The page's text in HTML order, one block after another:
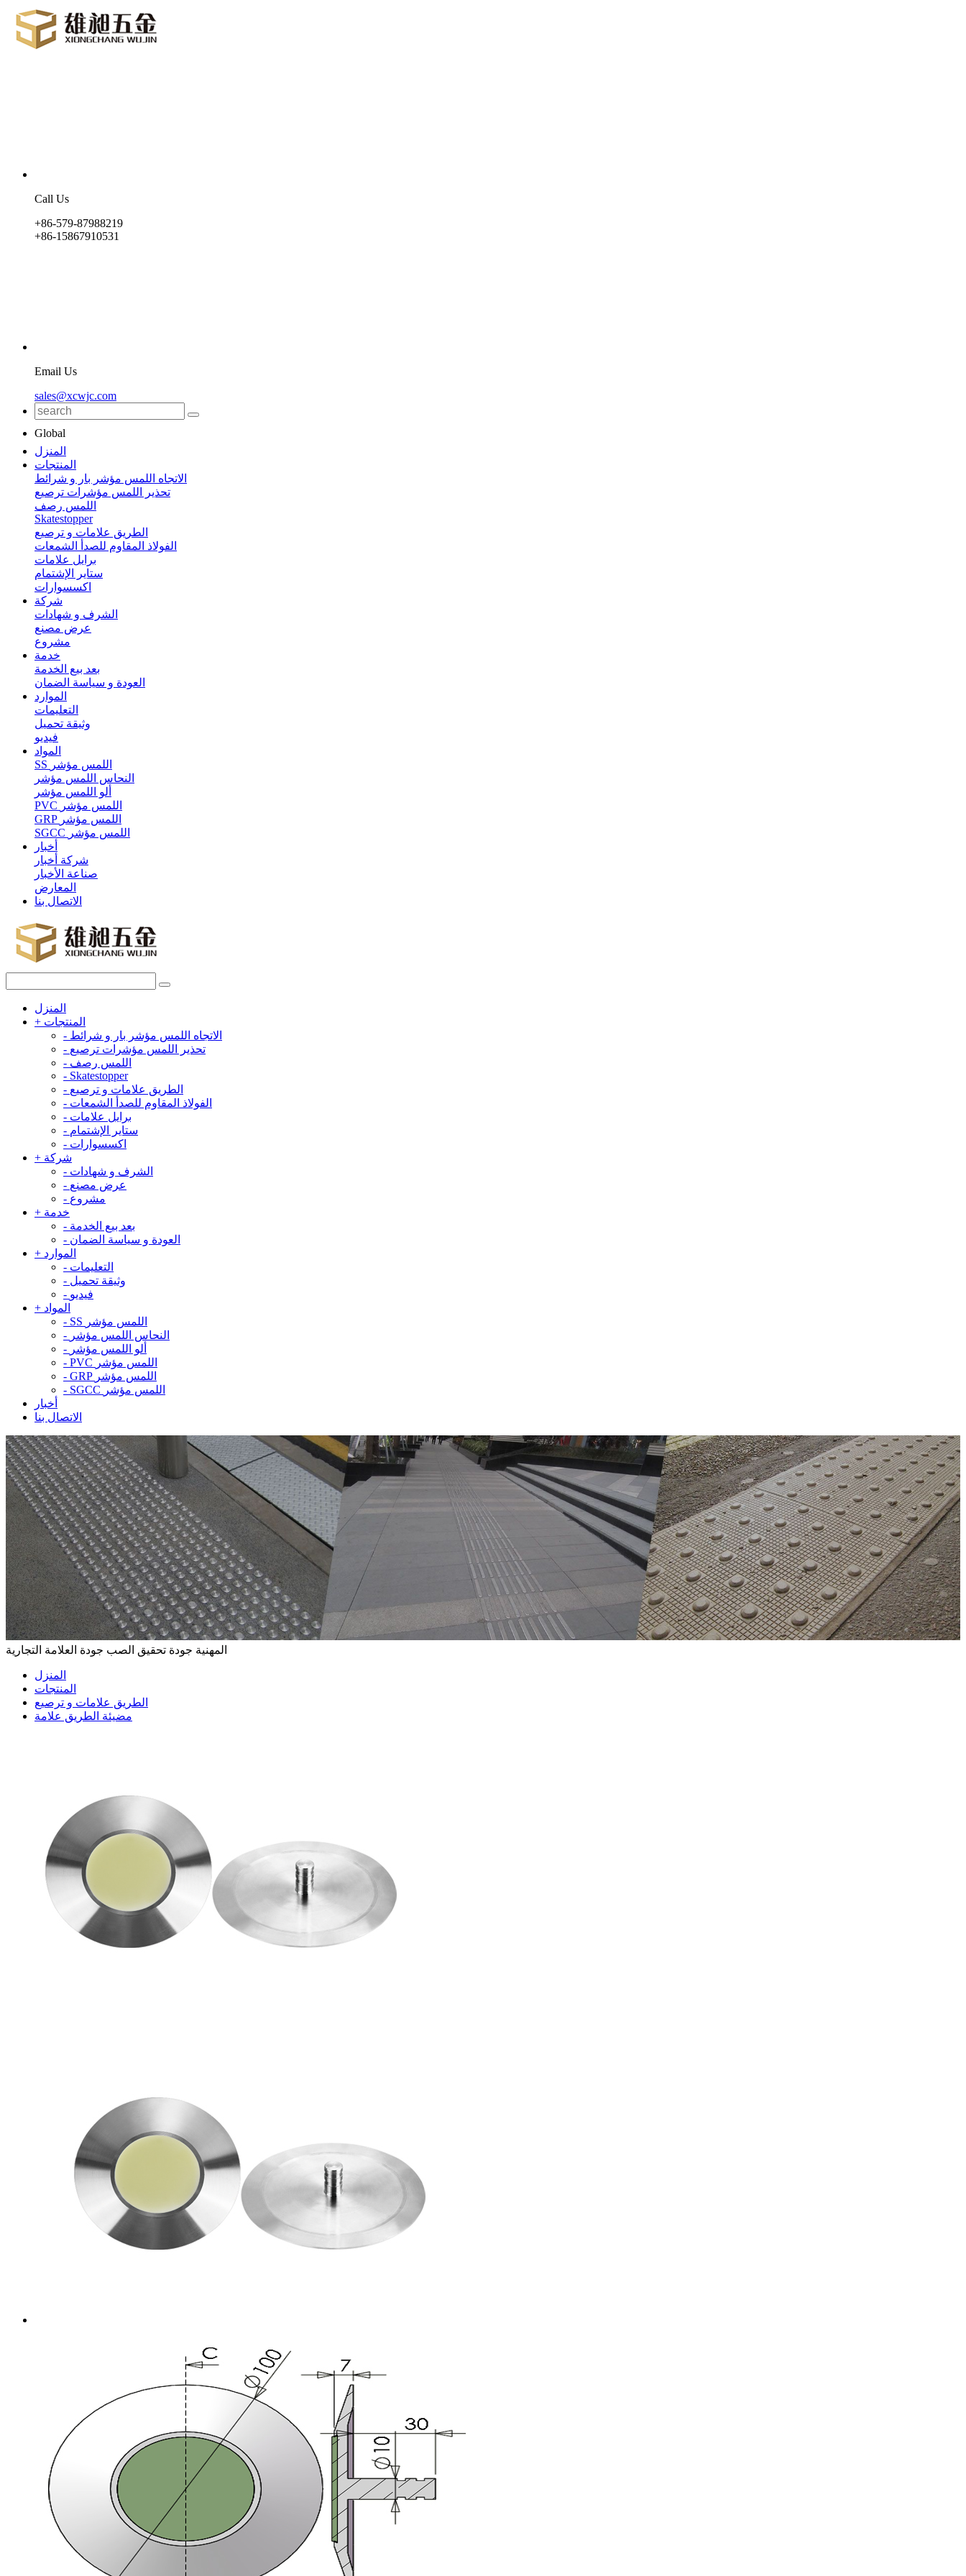
Call Us
+86-579-87988219
+86-15867910531
Email Us
sales@xcwjc.com
Global
المنزل
المنتجات
الاتجاه اللمس مؤشر بار و شرائط
تحذير اللمس مؤشرات ترصيع
اللمس رصف
Skatestopper
الطريق علامات و ترصيع
الفولاذ المقاوم للصدأ الشمعات
برايل علامات
ستاير الإشتمام
اكسسوارات
شركة
الشرف و شهادات
عرض مصنع
مشروع
خدمة
بعد بيع الخدمة
العودة و سياسة الضمان
الموارد
التعليمات
وثيقة تحميل
فيديو
المواد
SS اللمس مؤشر
النحاس اللمس مؤشر
ألو اللمس مؤشر
PVC اللمس مؤشر
GRP اللمس مؤشر
SGCC اللمس مؤشر
أخبار
شركة أخبار
صناعة الأخبار
المعارض
الاتصال بنا
المنزل
+ المنتجات
- الاتجاه اللمس مؤشر بار و شرائط
- تحذير اللمس مؤشرات ترصيع
- اللمس رصف
- Skatestopper
- الطريق علامات و ترصيع
- الفولاذ المقاوم للصدأ الشمعات
- برايل علامات
- ستاير الإشتمام
- اكسسوارات
+ شركة
- الشرف و شهادات
- عرض مصنع
- مشروع
+ خدمة
- بعد بيع الخدمة
- العودة و سياسة الضمان
+ الموارد
- التعليمات
- وثيقة تحميل
- فيديو
+ المواد
-
SS اللمس مؤشر
- النحاس اللمس مؤشر
- ألو اللمس مؤشر
-
PVC اللمس مؤشر
-
GRP اللمس مؤشر
-
SGCC اللمس مؤشر
أخبار
الاتصال بنا
المهنية جودة تحقيق الصب جودة العلامة التجارية
المنزل
المنتجات
الطريق علامات و ترصيع
مضيئة الطريق علامة